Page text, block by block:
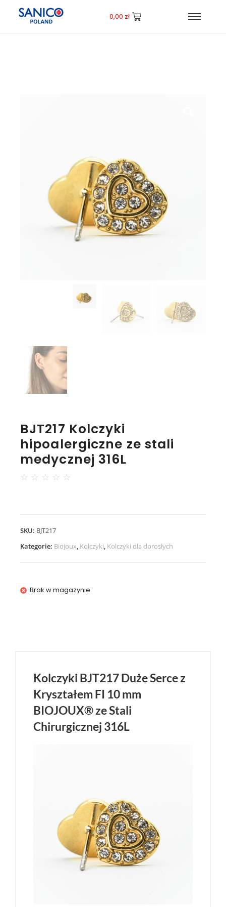
0,00 zł
BJT217 Kolczyki
hipoalergiczne ze stali
medycznej 316L
☆ ☆ ☆ ☆ ☆
SKU: BJT217
Kategorie: Biojoux, Kolczyki, Kolczyki dla dorosłych
Brak w magazynie
Kolczyki BJT217 Duże Serce z
Kryształem FI 10 mm
BIOJOUX® ze Stali
Chirurgicznej 316L